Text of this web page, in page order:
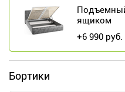
ящиком
+6 990 руб.
Бортики